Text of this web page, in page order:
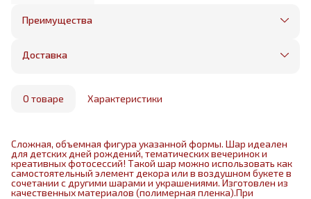
Преимущества
Оплата частями в Сплит
Бесплатная доставка в пределах КАД
маркетплейса
Доставка
О товаре Характеристики
Сложная, объемная фигура указанной формы. Шар идеален
для детских дней рождений, тематических вечеринок и
креативных фотосессий! Такой шар можно использовать как
самостоятельный элемент декора или в воздушном букете в
сочетании с другими шарами и украшениями. Изготовлен из
качественных материалов (полимерная пленка).При